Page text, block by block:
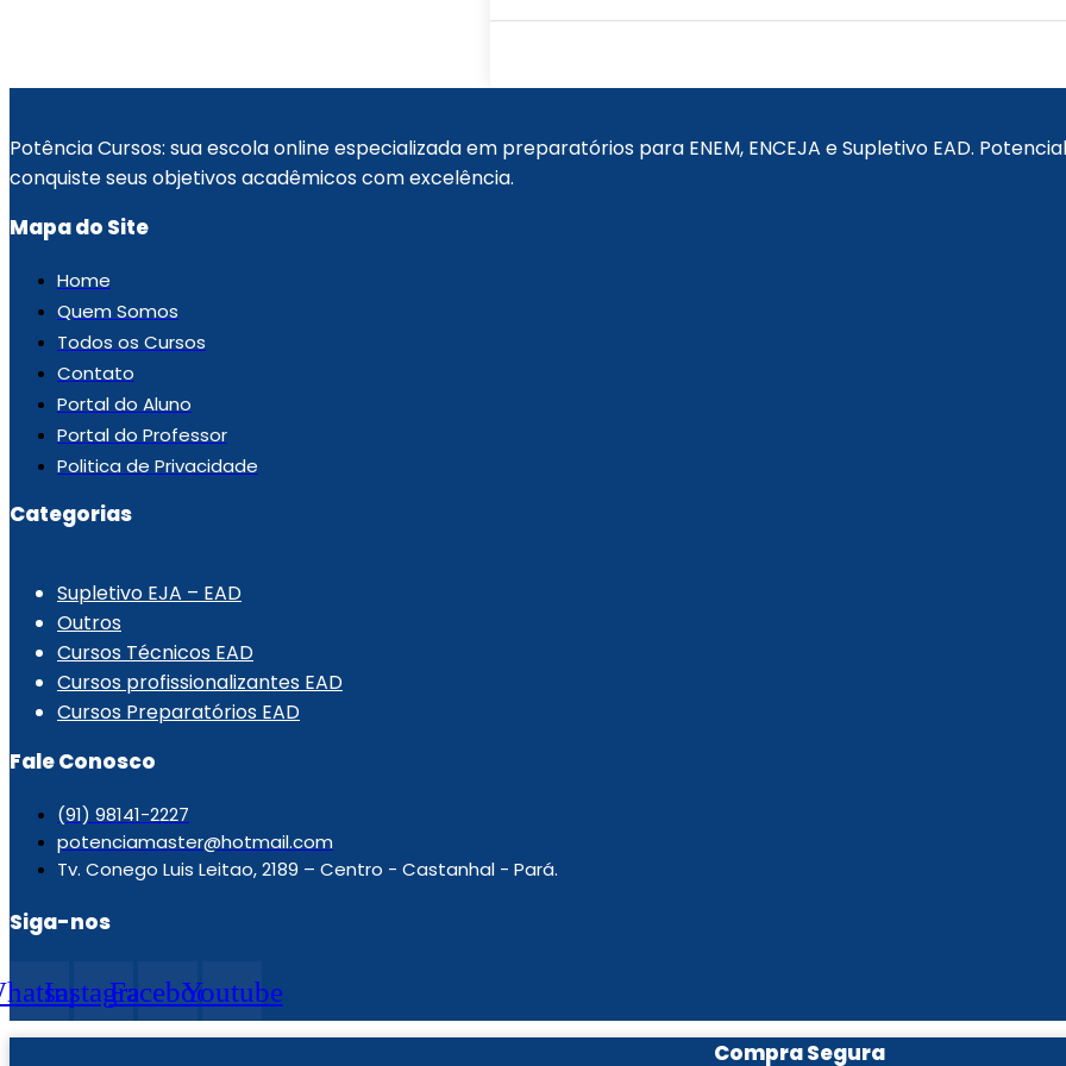
Potência Cursos: sua escola online especializada em preparatórios para ENEM, ENCEJA e Supletivo EAD.
conquiste seus objetivos acadêmicos com excelência.
Mapa do Site
Home
Quem Somos
Todos os Cursos
Contato
Portal do Aluno
Portal do Professor
Politica de Privacidade
Categorias
Supletivo EJA – EAD
Outros
Cursos Técnicos EAD
Cursos profissionalizantes EAD
Cursos Preparatórios EAD
Fale Conosco
(91) 98141-2227
potenciamaster@hotmail.com
Tv. Conego Luis Leitao, 2189 – Centro - Castanhal - Pará.
Siga-nos
InstagramFacebookYoutube
Compra Segura